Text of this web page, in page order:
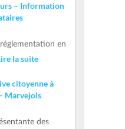
– Information
en
la suite
citoyenne à
Marvejols
des